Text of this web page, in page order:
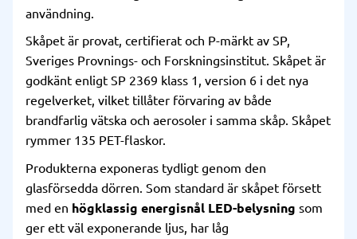
användning.
Skåpet är provat, certifierat och P-märkt av SP,
Sveriges Provnings- och Forskningsinstitut. Skåpet är
godkänt enligt SP 2369 klass 1, version 6 i det nya
regelverket, vilket tillåter förvaring av både
brandfarlig vätska och aerosoler i samma skåp. Skåpet
rymmer 135 PET-flaskor.
Produkterna exponeras tydligt genom den
glasförsedda dörren. Som standard är skåpet försett
med en högklassig energisnål LED-belysning som
ger ett väl exponerande ljus, har låg